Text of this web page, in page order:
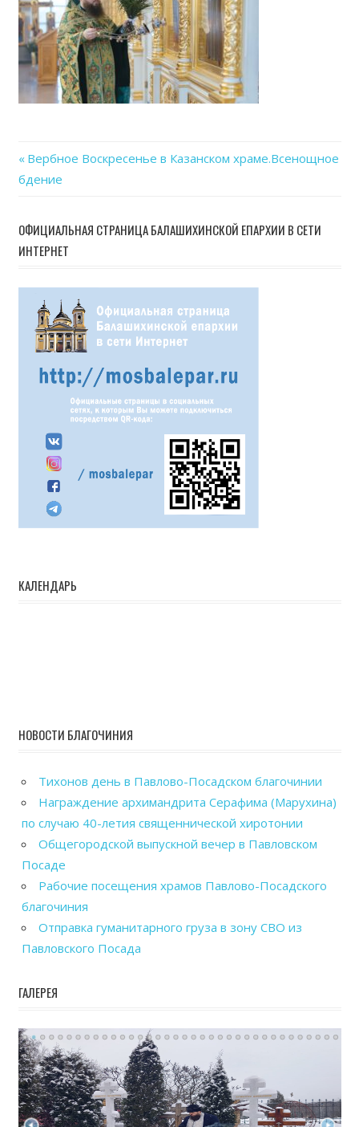
Навигация
записям
Previous
Post:
Вербное Воскресенье в Казанском храме.Всенощное
бдение
ОФИЦИАЛЬНАЯ СТРАНИЦА БАЛАШИХИНСКОЙ ЕПАРХИИ В СЕТИ
ИНТЕРНЕТ
КАЛЕНДАРЬ
НОВОСТИ БЛАГОЧИНИЯ
Тихонов день в Павлово-Посадском благочинии
Награждение архимандрита Серафима (Марухина)
по случаю 40-летия священнической хиротонии
Общегородской выпускной вечер в Павловском
Посаде
Рабочие посещения храмов Павлово-Посадского
благочиния
Отправка гуманитарного груза в зону СВО из
Павловского Посада
ГАЛЕРЕЯ